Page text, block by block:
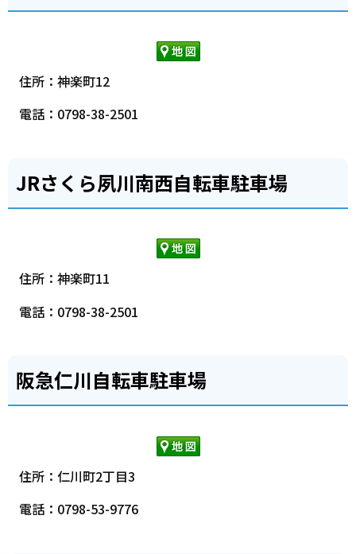
住所：神楽町12
電話：0798-38-2501
JRさくら夙川南西自転車駐車場
住所：神楽町11
電話：0798-38-2501
阪急仁川自転車駐車場
住所：仁川町2丁目3
電話：0798-53-9776